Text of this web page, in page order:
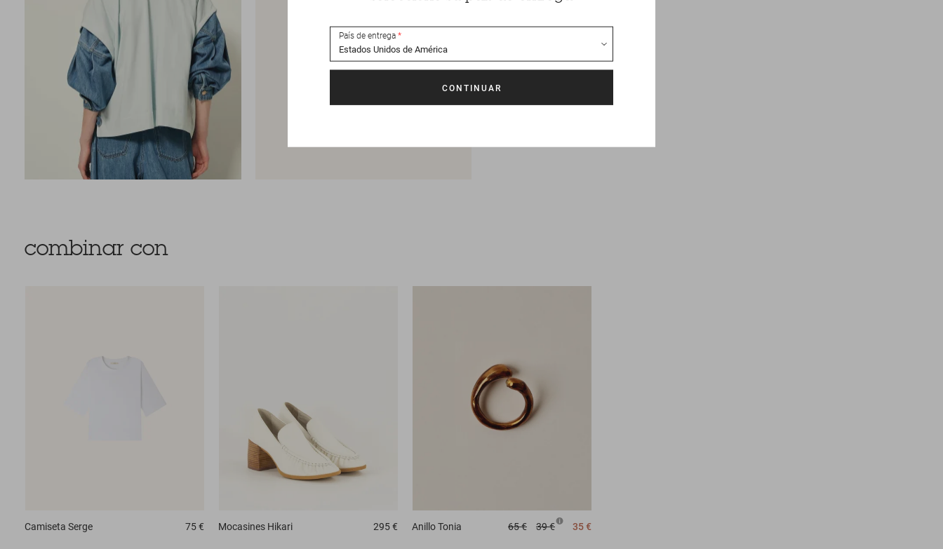
combinar con
Camiseta Serge 75 € Mocasines Hikari 295 € AnilloTonia 65 € 39 € 35 €
País de entrega